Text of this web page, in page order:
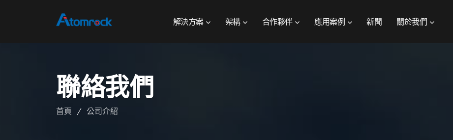
解決方案 架構 合作夥伴 應用案例 新聞 關於我們
聯絡我們
首頁 公司介紹